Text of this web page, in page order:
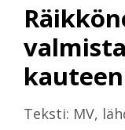
kauteen
Teksti: MV,